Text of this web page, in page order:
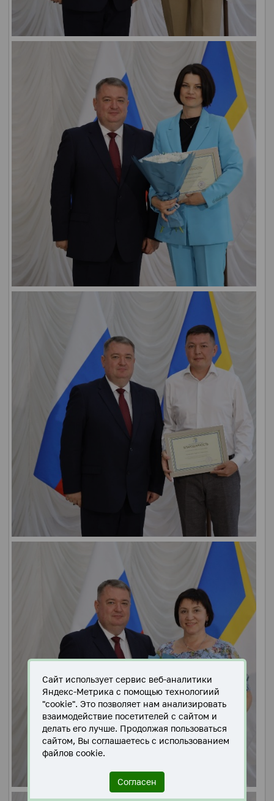
Сайт использует сервис веб-аналитики
Яндекс-Метрика с помощью технологиий
"cookie". Это позволяет нам анализировать
взаимодействие посетителей с сайтом и
делать его лучше. Продолжая пользоваться
сайтом, Вы соглашаетесь с использованием
файлов cookie.
Согласен